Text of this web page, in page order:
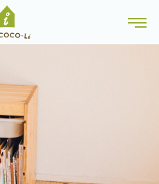
リフォーム・リノベーションは一級建
橋市
事務所・工務店です。船橋市内のモ
代市・鎌ヶ谷市にも建築実績多数。
を作る過程も楽しい家づくりを目指